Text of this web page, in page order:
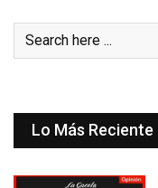
Lo Más Reciente